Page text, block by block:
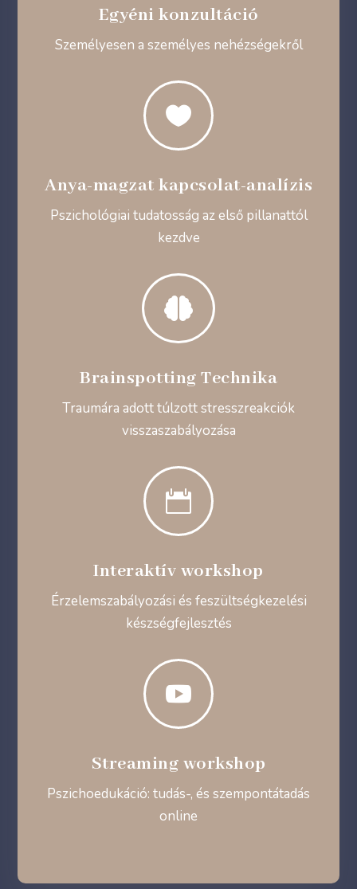
Egyéni konzultáció
Személyesen a személyes nehézségekről

Anya-magzat kapcsolat-analízis
Pszichológiai tudatosság az első pillanattól
kezdve

Brainspotting Technika
Traumára adott túlzott stresszreakciók
visszaszabályozása

Interaktív workshop
Érzelemszabályozási és feszültségkezelési
készségfejlesztés

Streaming workshop
Pszichoedukáció: tudás-, és szempontátadás
online